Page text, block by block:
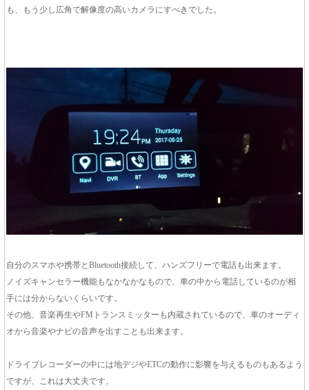
も、もう少し広角で解像度の高いカメラにすべきでした。
自分のスマホや携帯とBluetooth接続して、ハンズフリーで電話も出来ます。
ノイズキャンセラー機能もなかなかなもので、車の中から電話しているのが相
手には分からないくらいです。
その他、音楽再生やFMトランスミッターも内蔵されているので、車のオーディ
オから音楽やナビの音声を出すことも出来ます。
ドライブレコーダーの中には地デジやETCの動作に影響を与えるものもあるよう
ですが、これは大丈夫です。